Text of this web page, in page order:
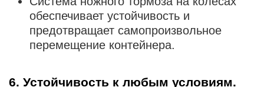
обеспечивает устойчивость и
предотвращает самопроизвольное
перемещение контейнера.
6. Устойчивость к любым условиям.